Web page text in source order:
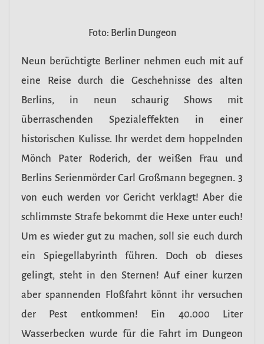
Foto: Berlin Dungeon
Neun berüchtigte Berliner nehmen euch mit auf
eine Reise durch die Geschehnisse des alten
Berlins, in neun schaurig Shows mit
überraschenden Spezialeffekten in einer
historischen Kulisse. Ihr werdet dem hoppelnden
Mönch Pater Roderich, der weißen Frau und
Berlins Serienmörder Carl Großmann begegnen. 3
von euch werden vor Gericht verklagt! Aber die
schlimmste Strafe bekommt die Hexe unter euch!
Um es wieder gut zu machen, soll sie euch durch
ein Spiegellabyrinth führen. Doch ob dieses
gelingt, steht in den Sternen! Auf einer kurzen
aber spannenden Floßfahrt könnt ihr versuchen
der Pest entkommen! Ein 40.000 Liter
Wasserbecken wurde für die Fahrt im Dungeon